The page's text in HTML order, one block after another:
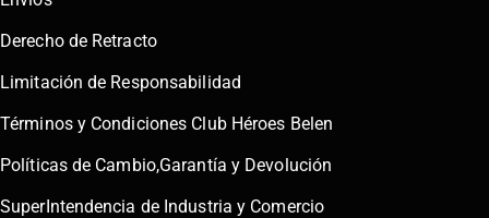
Derecho de Retracto
Limitación de Responsabilidad
Términos y Condiciones Club Héroes Belen
Políticas de Cambio,Garantía y Devolución
SuperIntendencia de Industria y Comercio